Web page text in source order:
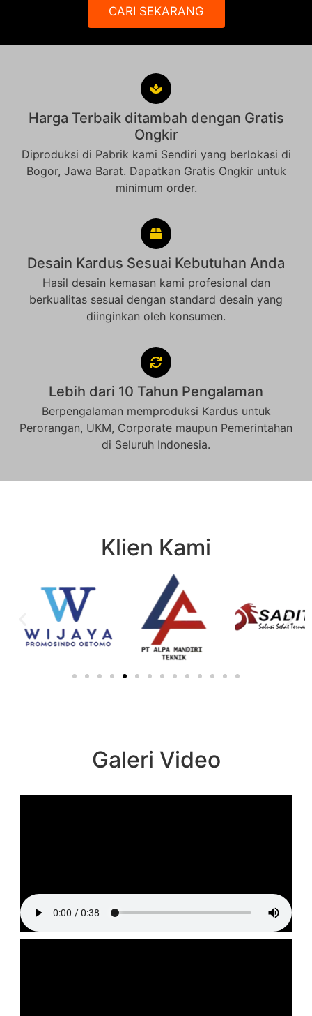
CARI SEKARANG
Harga Terbaik ditambah dengan Gratis
Ongkir
Diproduksi di Pabrik kami Sendiri yang berlokasi di
Bogor, Jawa Barat. Dapatkan Gratis Ongkir untuk
minimum order.
Desain Kardus Sesuai Kebutuhan Anda
Hasil desain kemasan kami profesional dan
berkualitas sesuai dengan standard desain yang
diinginkan oleh konsumen.
Lebih dari 10 Tahun Pengalaman
Berpengalaman memproduksi Kardus untuk
Perorangan, UKM, Corporate maupun Pemerintahan
di Seluruh Indonesia.
Klien Kami
Galeri Video